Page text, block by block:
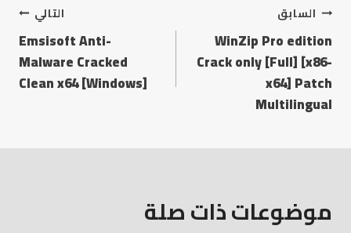
السابق
WinZip Pro edition
Crack only [Full] [x86-
x64] Patch
Multilingual
التالي
Emsisoft Anti-
Malware Cracked
Clean x64 [Windows]
موضوعات ذات صلة